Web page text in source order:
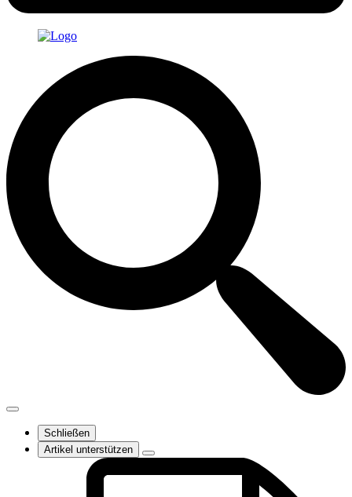
Schließen
Artikel unterstützen